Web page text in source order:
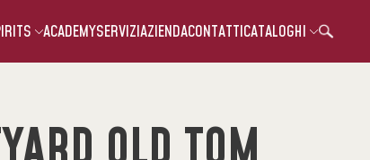
ACADEMYSERVIZIAZIENDACONTATTICATALOGHI